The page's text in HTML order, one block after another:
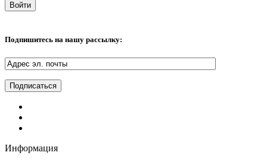
Подпишитесь на нашу рассылку:
Информация